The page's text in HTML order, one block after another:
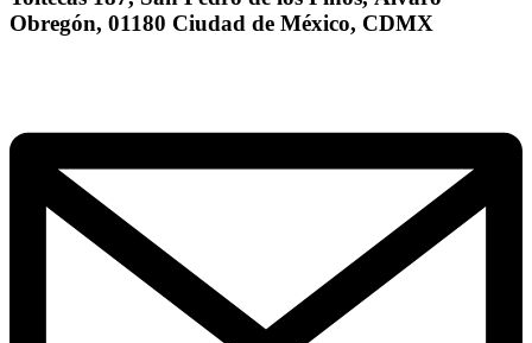
Obregón, 01180 Ciudad de México, CDMX